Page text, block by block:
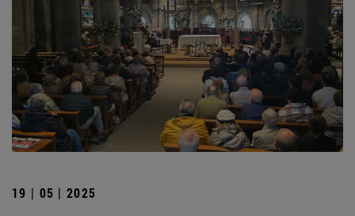
19 | 05 | 2025